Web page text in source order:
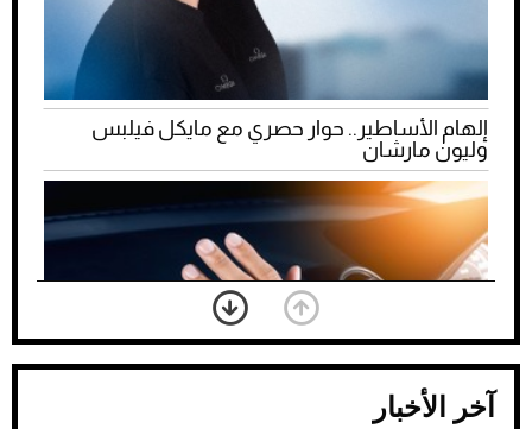
إلهام الأساطير.. حوار حصري مع مايكل فيلبس
وليون مارشان
آخر الأخبار